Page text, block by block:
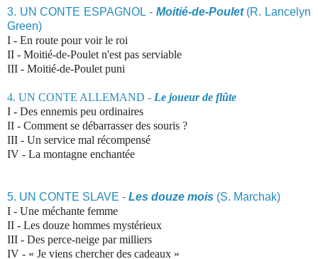
3. UN CONTE ESPAGNOL - Moitié-de-Poulet(R. Lancelyn
Green)
I - En route pour voir le roi
II - Moitié-de-Poulet n'est pas serviable
III - Moitié-de-Poulet puni
4. UN CONTE ALLEMAND - Le joueur de flûte
I - Des ennemis peu ordinaires
II - Comment se débarrasser des souris ?
III - Un service mal récompensé
IV - La montagne enchantée
5. UN CONTE SLAVE - Les douze mois (S. Marchak)
I - Une méchante femme
II - Les douze hommes mystérieux
III - Des perce-neige par milliers
IV - « Je viens chercher des cadeaux »